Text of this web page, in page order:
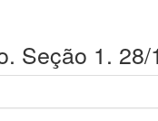
Seção 1.